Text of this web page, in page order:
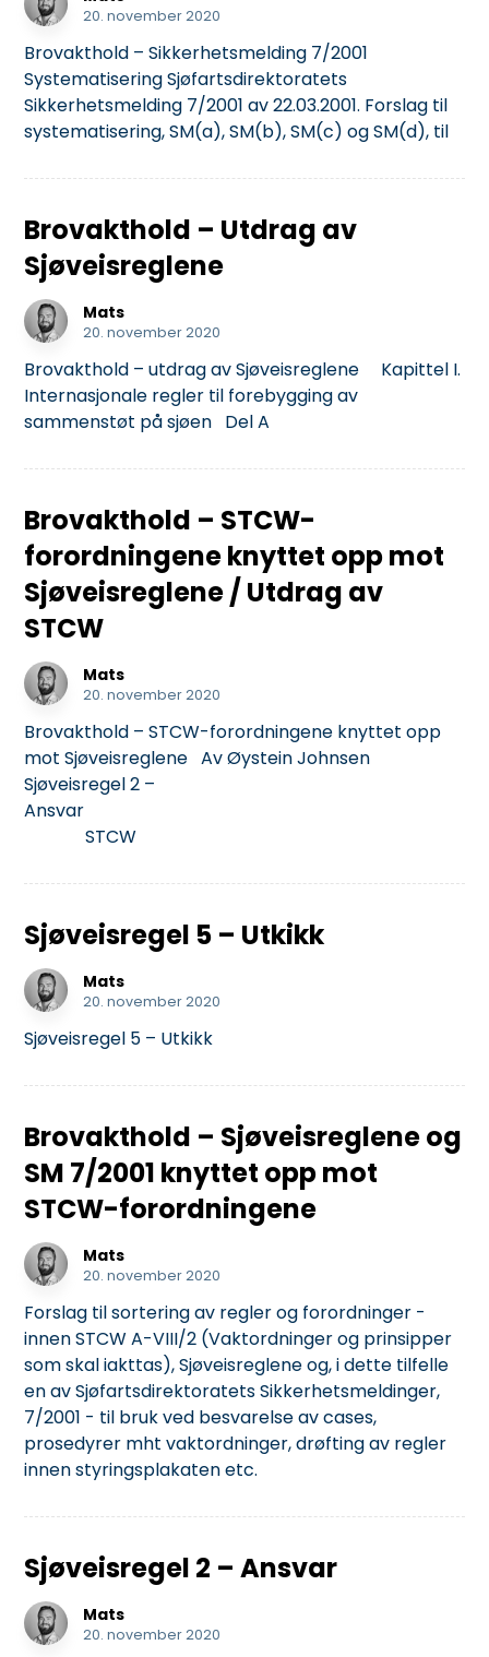
20. november 2020
Brovakthold – Sikkerhetsmelding 7/2001
Systematisering Sjøfartsdirektoratets
Sikkerhetsmelding 7/2001 av 22.03.2001. Forslag til
systematisering, SM(a), SM(b), SM(c) og SM(d), til
Brovakthold – Utdrag av
Sjøveisreglene
Mats
20. november 2020
Brovakthold – utdrag av Sjøveisreglene Kapittel I.
Internasjonale regler til forebygging av
sammenstøt på sjøen Del A
Brovakthold – STCW-
forordningene knyttet opp mot
Sjøveisreglene / Utdrag av
STCW
Mats
20. november 2020
Brovakthold – STCW-forordningene knyttet opp
mot Sjøveisreglene Av Øystein Johnsen
Sjøveisregel 2 –
Ansvar
STCW
Sjøveisregel 5 – Utkikk
Mats
20. november 2020
Sjøveisregel 5 – Utkikk
Brovakthold – Sjøveisreglene og
SM 7/2001 knyttet opp mot
STCW-forordningene
Mats
20. november 2020
Forslag til sortering av regler og forordninger -
innen STCW A-VIII/2 (Vaktordninger og prinsipper
som skal iakttas), Sjøveisreglene og, i dette tilfelle
en av Sjøfartsdirektoratets Sikkerhetsmeldinger,
7/2001 - til bruk ved besvarelse av cases,
prosedyrer mht vaktordninger, drøfting av regler
innen styringsplakaten etc.
Sjøveisregel 2 – Ansvar
Mats
20. november 2020